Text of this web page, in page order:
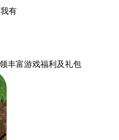
有
领丰富游戏福利 及礼包